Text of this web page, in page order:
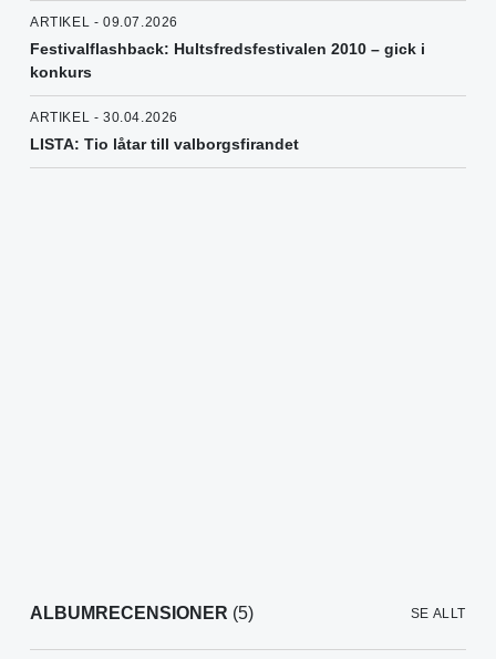
ARTIKEL - 09.07.2026
Festivalflashback: Hultsfredsfestivalen 2010 – gick i
konkurs
ARTIKEL - 30.04.2026
LISTA: Tio låtar till valborgsfirandet
ALBUMRECENSIONER (5) SE ALLT